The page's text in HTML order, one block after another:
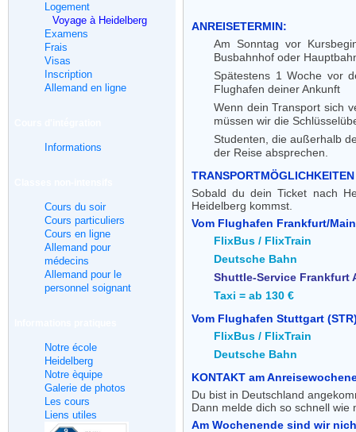
Logement
Voyage à Heidelberg
Examens
Frais
Visas
Inscription
Allemand en ligne
Informations
Cours du soir
Cours particuliers
Cours en ligne
Allemand pour
médecins
Allemand pour le
personnel soignant
Notre école
Heidelberg
Notre èquipe
Galerie de photos
Les cours
Liens utiles
ANREISETERMIN:
Am Sonntag vor
Busbahnhof oder
Spätestens 1 Woche vor
Flughafen deiner Ankunft
Wenn dein Transport sich
müssen wir die
Studenten, die außerhalb
der Reise absprechen.
Sobald du dein Ticket nach
Heidelberg kommst.
Vom Flughafen Frankfurt/
FlixBus / FlixTrain
Deutsche Bahn
Shuttle-Service Frankfurt
Taxi = ab 130 €
Vom Flughafen Stuttgart
FlixBus / FlixTrain
Deutsche Bahn
KONTAKT am
Du bist in Deutschland
Dann melde dich so schnell wie
Am Wochenende sind wir